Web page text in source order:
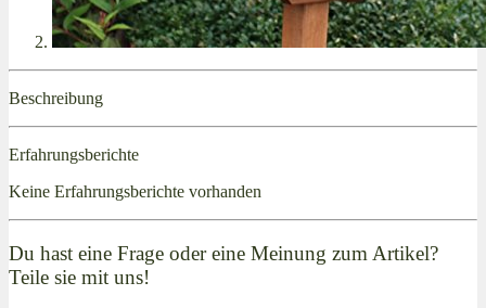
Beschreibung
Erfahrungsberichte
Keine Erfahrungsberichte vorhanden
Du hast eine Frage oder eine Meinung zum Artikel?
Teile sie mit uns!